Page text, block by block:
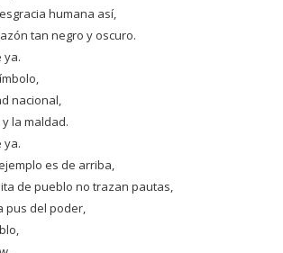
humana así,
tan negro y oscuro.
ya.
nacional,
la maldad.
ya.
es de arriba,
de pueblo no trazan pautas,
pus del poder,